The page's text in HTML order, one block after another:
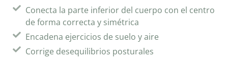
Conecta la parte inferior del cuerpo con el centro
de forma correcta y simétrica
Encadena ejercicios de suelo y aire
Corrige desequilibrios posturales